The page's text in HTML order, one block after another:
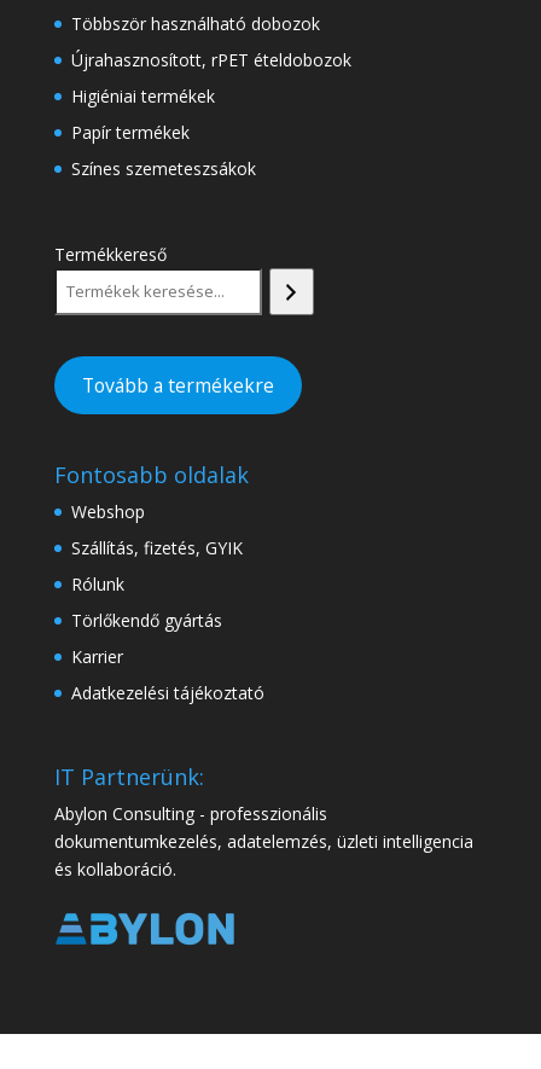
Többször használható dobozok
Újrahasznosított, rPET ételdobozok
Higiéniai termékek
Papír termékek
Színes szemeteszsákok
Termékkereső
Tovább a termékekre
Fontosabb oldalak
Webshop
Szállítás, fizetés, GYIK
Rólunk
Törlőkendő gyártás
Karrier
Adatkezelési tájékoztató
IT Partnerünk:
Abylon Consulting - professzionális
dokumentumkezelés, adatelemzés, üzleti intelligencia
és kollaboráció.